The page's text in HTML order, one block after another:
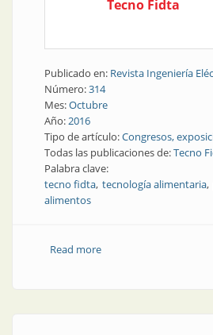
Tecno Fidta
Publicado en: Revista Ingeniería
Número:314
Mes:Octubre
Año:2016
Tipo de artículo:Congresos,
Todas las publicaciones de:Tecno
Palabra clave:
tecno fidta tecnología alimentaria
alimentos
Read moreabout Congresos y